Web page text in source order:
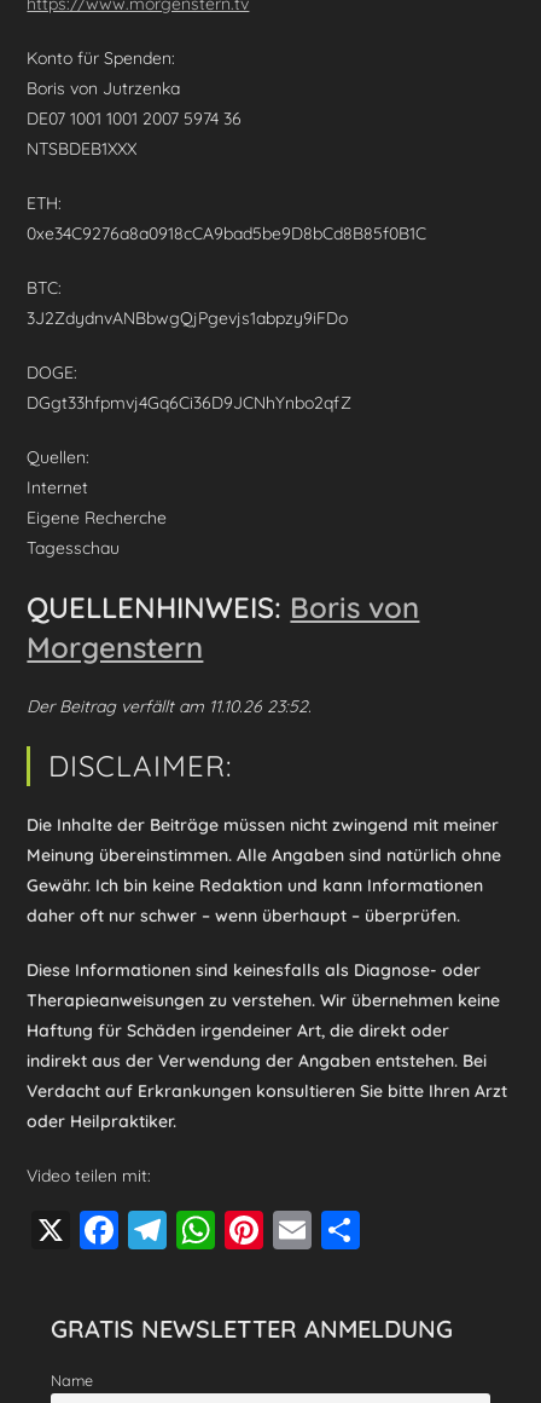
Konto für Spenden:
Boris von Jutrzenka
DE07 1001 1001 2007 5974 36
NTSBDEB1XXX
ETH:
0xe34C9276a8a0918cCA9bad5be9D8bCd8B85f0B1C
BTC:
3J2ZdydnvANBbwgQjPgevjs1abpzy9iFDo
DOGE:
DGgt33hfpmvj4Gq6Ci36D9JCNhYnbo2qfZ
Quellen:
Internet
Eigene Recherche
Tagesschau
QUELLENHINWEIS: Boris von
Morgenstern
Der Beitrag verfällt am 11.10.26 23:52.
DISCLAIMER:
Die Inhalte der Beiträge müssen nicht zwingend mit meiner
Meinung übereinstimmen. Alle Angaben sind natürlich ohne
Gewähr. Ich bin keine Redaktion und kann Informationen
daher oft nur schwer – wenn überhaupt – überprüfen.
Diese Informationen sind keinesfalls als Diagnose- oder
Therapieanweisungen zu verstehen. Wir übernehmen keine
Haftung für Schäden irgendeiner Art, die direkt oder
indirekt aus der Verwendung der Angaben entstehen. Bei
Verdacht auf Erkrankungen konsultieren Sie bitte Ihren Arzt
oder Heilpraktiker.
Video teilen mit:
X
F
c
e
b
T
e
gr
a
W
at
s
A
Pi
er
e
st
E
ai
l
e
n
GRATIS NEWSLETTER ANMELDUNG
Name